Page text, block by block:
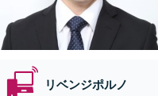
リベンジポルノ